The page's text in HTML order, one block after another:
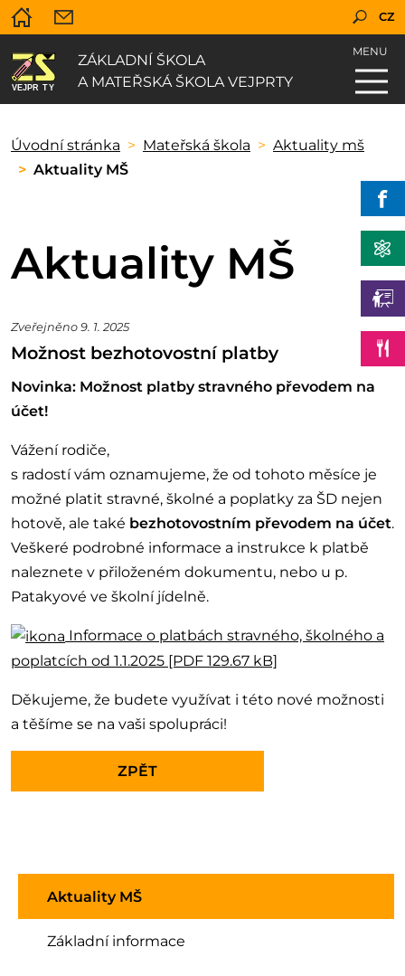
CZ
ZÁKLADNÍ ŠKOLA
A MATEŘSKÁ ŠKOLA VEJPRTY
MENU
Úvodní stránka Mateřská škola
Aktuality mš
Aktuality MŠ
Aktuality MŠ
Zveřejněno 9. 1. 2025
Možnost bezhotovostní platby
Novinka: Možnost platby stravného převodem na
účet!
Vážení rodiče,
s radostí vám oznamujeme, že od tohoto měsíce je
možné platit stravné, školné a poplatky za ŠD nejen
hotově, ale také bezhotovostním převodem na účet.
Veškeré podrobné informace a instrukce k platbě
naleznete v přiloženém dokumentu, nebo u p.
Patakyové ve školní jídelně.
Informace o platbách stravného, školného a
poplatcích od 1.1.2025 [PDF 129.67 kB]
Děkujeme, že budete využívat i této nové možnosti
a těšíme se na vaši spolupráci!
ZPĚT
Aktuality MŠ
Základní informace